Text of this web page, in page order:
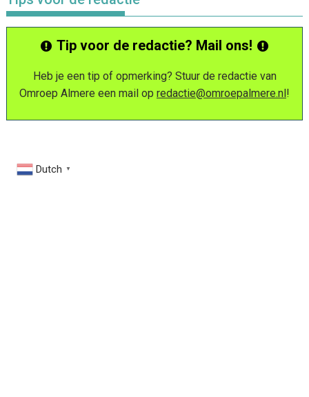
Tip voor de redactie? Mail ons!
Heb je een tip of opmerking? Stuur de redactie van
Omroep Almere een mail op redactie@omroepalmere.nl!
Dutch ▼